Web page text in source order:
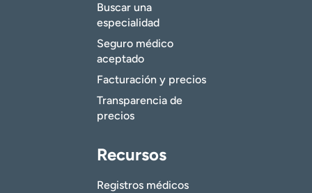
Buscar una
especialidad
Seguro médico
aceptado
Facturación y precios
Transparencia de
precios
Recursos
Registros médicos